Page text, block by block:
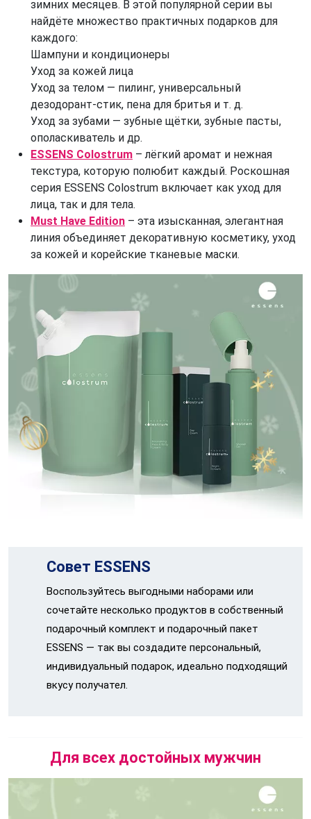
зимних месяцев. В этой популярной серии вы
найдёте множество практичных подарков для
каждого:
Шампуни и кондиционеры
Уход за кожей лица
Уход за телом — пилинг, универсальный
дезодорант-стик, пена для бритья и т. д.
Уход за зубами — зубные щётки, зубные пасты,
ополаскиватель и др.
ESSENS Colostrum – лёгкий аромат и нежная
текстура, которую полюбит каждый. Роскошная
серия ESSENS Colostrum включает как уход для
лица, так и для тела.
Must Have Edition – эта изысканная, элегантная
линия объединяет декоративную косметику, уход
за кожей и корейские тканевые маски.
Совет ESSENS
Воспользуйтесь выгодными наборами или
сочетайте несколько продуктов в собственный
подарочный комплект и подарочный пакет
ESSENS — так вы создадите персональный,
индивидуальный подарок, идеально подходящий
вкусу получател.
Для всех достойных мужчин